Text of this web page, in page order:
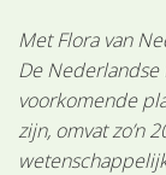
Met Flora van
De Nederlandse
voorkomende
zijn, omvat zo’n